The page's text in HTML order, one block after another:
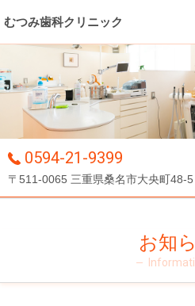
むつみ歯科クリニック
0594-21-9399
〒511-0065 三重県桑名市大央町
お知